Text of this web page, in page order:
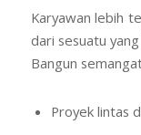
Karyawan lebih
dari sesuatu
Bangun
Proyek lintas